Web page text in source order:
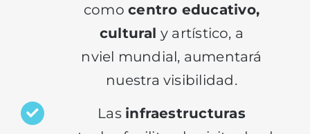
comocentro educativo,
cultural y artístico, a
nviel mundial, aumentará
nuestra visibilidad.
Las infraestructuras